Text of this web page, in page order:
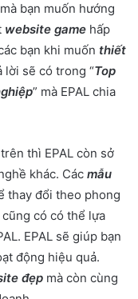
bạn muốn hướng
website game hấp
bạn khi muốn thiết
lời sẽ có trong “Top
” mà EPAL chia
trên thì EPAL còn sở
khác. Các mẫu
thay đổi theo phong
có có thể lựa
EPAL sẽ giúp bạn
động hiệu quả.
đẹp mà còn cùng